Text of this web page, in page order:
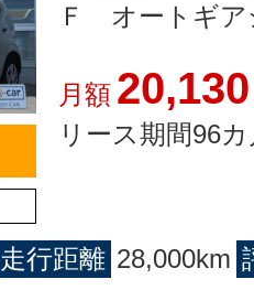
Ｆ オートギア
月額 20,130
リース期間96
走行距離 28,000km